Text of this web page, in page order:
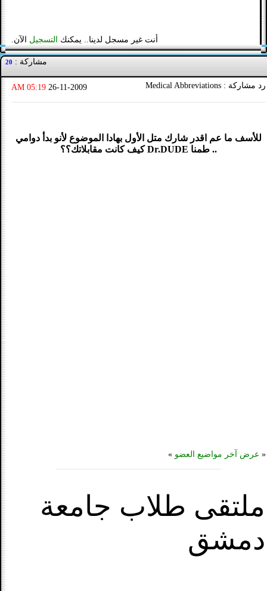
أنت غير مسجل لدينا.. يمكنك التسجيل الآن.
مشاركة : 20
رد مشاركة : Medical Abbreviations 26-11-2009
05:19 AM
للأسف ما عم اقدر شارك متل الأول بهادا الموضوع لأنو بدأ دوامي
.. طمنا Dr.DUDE كيف كانت مقابلاتك؟؟
« عرض آخر مواضيع العضو »
ملتقى طلاب جامعة
دمشق